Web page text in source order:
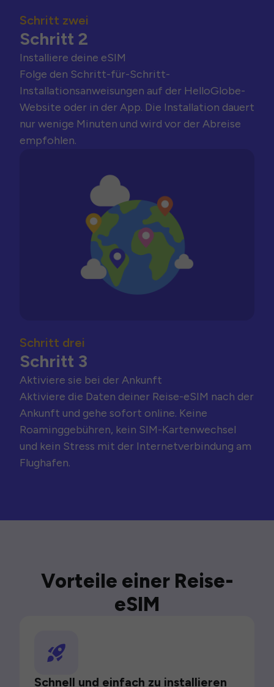
Schritt zwei
Schritt 2
Installiere deine eSIM
Folge den Schritt-für-Schritt-
Installationsanweisungen auf der HelloGlobe-
Website oder in der App. Die Installation dauert
nur wenige Minuten und wird vor der Abreise
empfohlen.
Schritt drei
Schritt 3
Aktiviere sie bei der Ankunft
Aktiviere die Daten deiner Reise-eSIM nach der
Ankunft und gehe sofort online. Keine
Roaminggebühren, kein SIM-Kartenwechsel
und kein Stress mit der Internetverbindung am
Flughafen.
Vorteile einer Reise-
eSIM
Schnell und einfach zu installieren